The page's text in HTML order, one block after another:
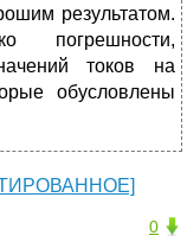
результатом.
погрешности,
токов на
обусловлены
0